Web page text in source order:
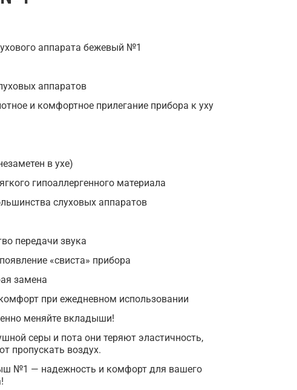
аппарата бежевый №1
аппаратов
и комфортное прилегание прибора к уху
в ухе)
гипоаллергенного материала
слуховых аппаратов
передачи звука
«свиста» прибора
замена
при ежедневном использовании
меняйте вкладыши!
серы и пота они теряют эластичность,
пропускать воздух.
№1 — надежность и комфорт для вашего